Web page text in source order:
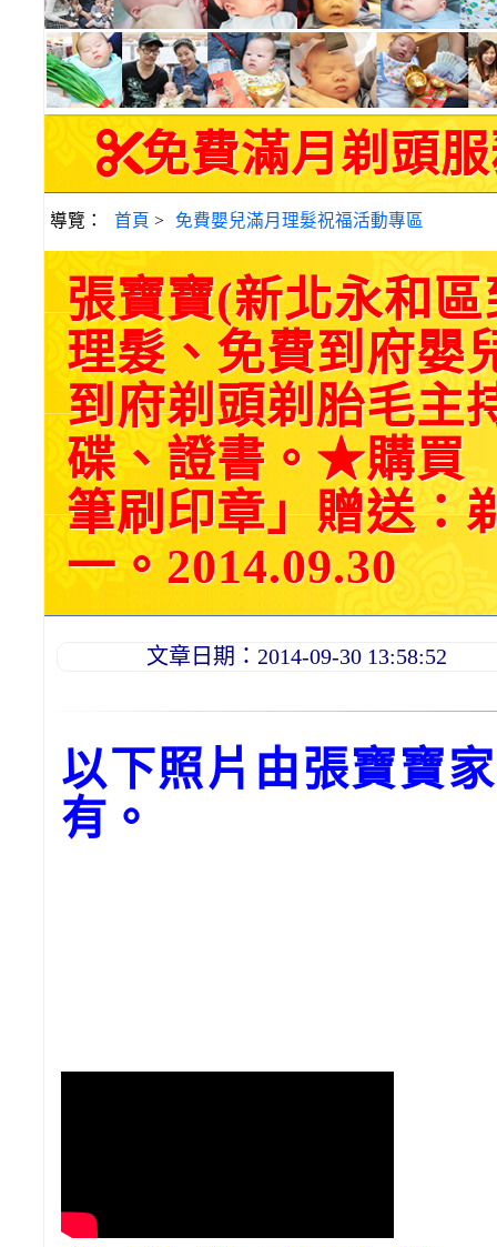
免費滿月剃頭服
導覽： 首頁 > 免費嬰兒滿月理髮祝福活動專區
張寶寶(新北永和
理髮、免費到府嬰
到府剃頭剃胎毛主
碟、證書。★購買
筆刷印章」贈送：
一。2014.09.30
文章日期：2014-09-30 13:58:52
以下照片由張寶寶
有。